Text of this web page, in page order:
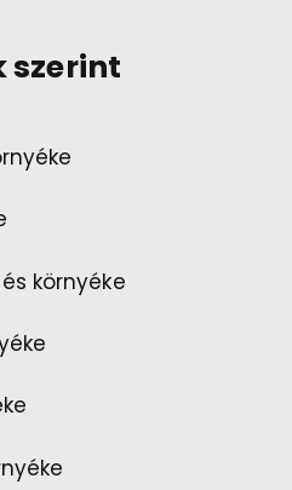
szerint
környéke